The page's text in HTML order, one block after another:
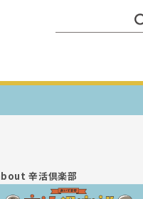
索:
辛活倶楽部